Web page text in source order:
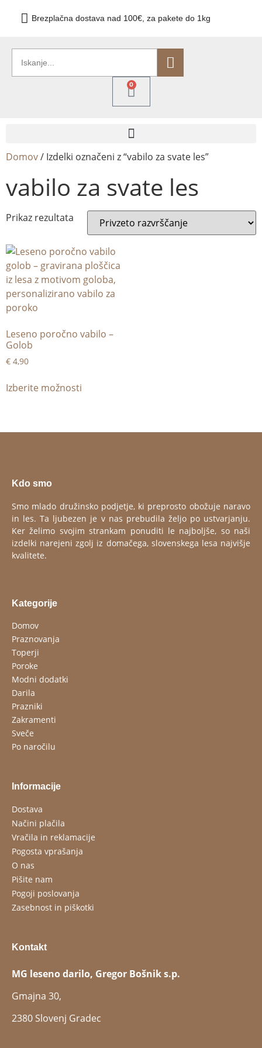
Brezplačna dostava nad 100€, za pakete do 1kg
0
Domov/ Izdelki označeni z “vabilo za svate les”
vabilo za svate les
Prikaz rezultata
Leseno poročno vabilo –
Golob
€ 4,90
Izberite možnosti
Kdo smo
Smo mlado družinsko podjetje, ki preprosto obožuje naravo
in les. Ta ljubezen je v nas prebudila željo po ustvarjanju.
Ker želimo svojim strankam ponuditi le najboljše, so naši
izdelki narejeni zgolj iz domačega, slovenskega lesa najvišje
kvalitete.
Kategorije
Domov
Praznovanja
Toperji
Poroke
Modni dodatki
Darila
Prazniki
Zakramenti
Sveče
Po naročilu
Informacije
Dostava
Načini plačila
Vračila in reklamacije
Pogosta vprašanja
O nas
Pišite nam
Pogoji poslovanja
Zasebnost in piškotki
Kontakt
MG leseno darilo, Gregor Bošnik s.p.
Gmajna 30,
2380 Slovenj Gradec